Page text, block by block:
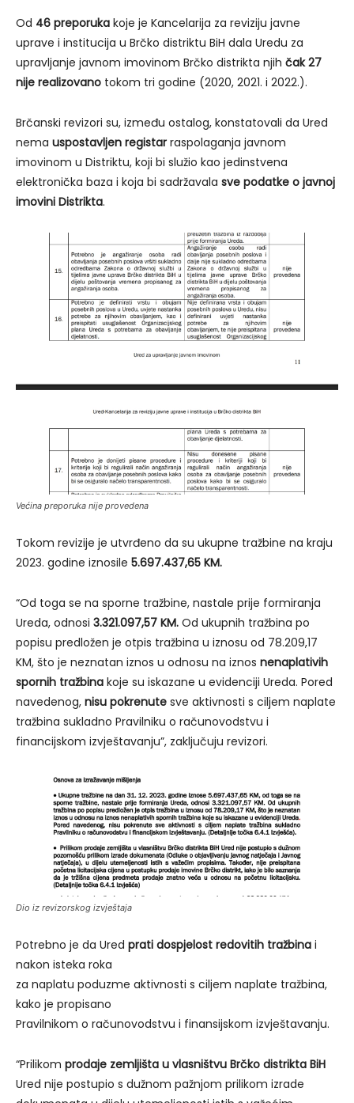
Od 46 preporuka koje je Kancelarija za reviziju javne
uprave i institucija u Brčko distriktu BiH dala Uredu za
upravljanje javnom imovinom Brčko distrikta njih čak 27
nije realizovano tokom tri godine (2020, 2021. i 2022.).
Brčanski revizori su, između ostalog, konstatovali da Ured
nema uspostavljen registar raspolaganja javnom
imovinom u Distriktu, koji bi služio kao jedinstvena
elektronička baza i koja bi sadržavala sve podatke o javnoj
imovini Distrikta.
Većina preporuka nije provedena
Tokom revizije je utvrđeno da su ukupne tražbine na kraju
2023. godine iznosile 5.697.437,65 KM.
“Od toga se na sporne tražbine, nastale prije formiranja
Ureda, odnosi 3.321.097,57 KM. Od ukupnih tražbina po
popisu predložen je otpis tražbina u iznosu od 78.209,17
KM, što je neznatan iznos u odnosu na iznos nenaplativih
spornih tražbina koje su iskazane u evidenciji Ureda. Pored
navedenog, nisu pokrenute sve aktivnosti s ciljem naplate
tražbina sukladno Pravilniku o računovodstvu i
financijskom izvještavanju”, zaključuju revizori.
Dio iz revizorskog izvještaja
Potrebno je da Ured prati dospjelost redovitih tražbina i
nakon isteka roka
za naplatu poduzme aktivnosti s ciljem naplate tražbina,
kako je propisano
Pravilnikom o računovodstvu i finansijskom izvještavanju.
“Prilikom prodaje zemljišta u vlasništvu Brčko distrikta BiH
Ured nije postupio s dužnom pažnjom prilikom izrade